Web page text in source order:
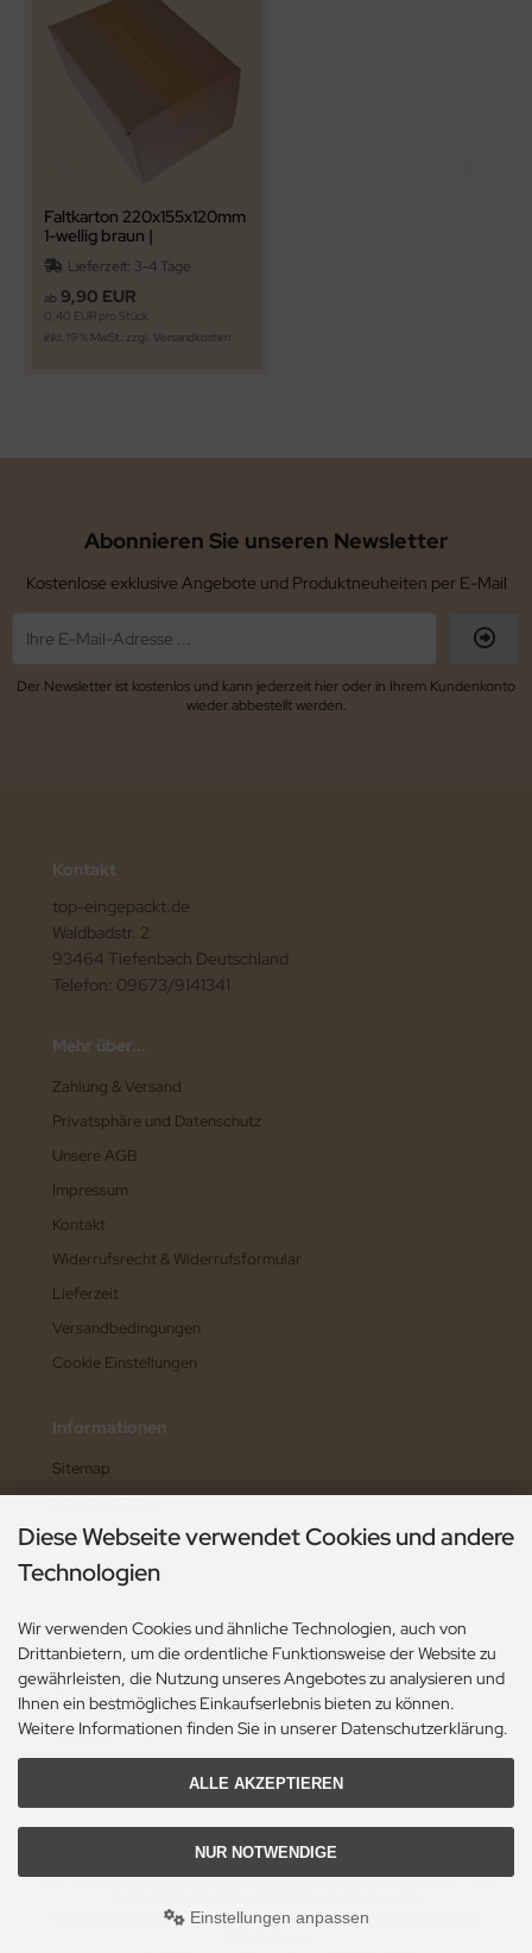
Faltkarton 220x155x120mm
1-wellig braun |
DHL Hermes DPD |
Paketkarton ab 25 Stk.
Lieferzeit: 3-4 Tage
ab 9,90 EUR
0,40 EUR pro Stück
inkl. 19 % MwSt. zzgl. Versandkosten
Abonnieren Sie unseren Newsletter
Kostenlose exklusive Angebote und Produktneuheiten per E-Mail
Der Newsletter ist kostenlos und kann jederzeit hier oder in Ihrem Kundenkonto
wieder abbestellt werden.
Kontakt
top-eingepackt.de
Waldbadstr. 2
93464 Tiefenbach Deutschland
Telefon: 09673/9141341
Mehr über...
Zahlung & Versand
Privatsphäre und Datenschutz
Unsere AGB
Impressum
Kontakt
Widerrufsrecht & Widerrufsformular
Lieferzeit
Versandbedingungen
Cookie Einstellungen
Informationen
Sitemap
Widerruf erklären
Zahlungsarten
Alle Preise inkl. gesetzl. MwSt. zzgl.Versandkosten. Die durchgestrichenen Preise
Top Eingepackt © 2026 | Template © 2009-2026 by modified eCommerce
Diese Webseite verwendet Cookies und andere
Technologien
Wir verwenden Cookies und ähnliche Technologien, auch von
Drittanbietern, um die ordentliche Funktionsweise der Website zu
gewährleisten, die Nutzung unseres Angebotes zu analysieren und
Ihnen ein bestmögliches Einkaufserlebnis bieten zu können.
Weitere Informationen finden Sie in unserer Datenschutzerklärung.
ALLE AKZEPTIEREN
NUR NOTWENDIGE
Einstellungen anpassen